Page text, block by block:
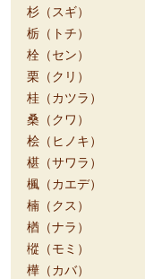
杉（スギ）
栃（トチ）
栓（セン）
栗（クリ）
桂（カツラ）
桑（クワ）
桧（ヒノキ）
椹（サワラ）
楓（カエデ）
楠（クス）
楢（ナラ）
樅（モミ）
樺（カバ）